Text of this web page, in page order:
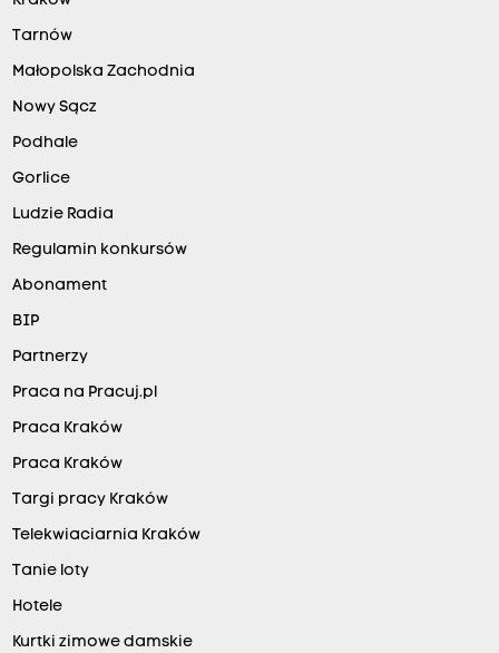
Tarnów
Małopolska Zachodnia
Nowy Sącz
Podhale
Gorlice
Ludzie Radia
Regulamin konkursów
Abonament
BIP
Partnerzy
Praca na Pracuj.pl
Praca Kraków
Praca Kraków
Targi pracy Kraków
Telekwiaciarnia Kraków
Tanie loty
Hotele
Kurtki zimowe damskie